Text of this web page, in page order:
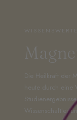
Die Heilkraft der
heute durch eine
Wissenschaftler